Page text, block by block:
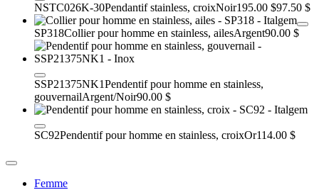
NSTC026K-30Pendantif stainless, croixNoir195.00 $97.50 $
SP318Collier pour homme en stainless, ailesArgent90.00 $
SSP21375NK1Pendentif pour homme en stainless,
gouvernailArgent/Noir90.00 $
SC92Pendentif pour homme en stainless, croixOr114.00 $
Femme